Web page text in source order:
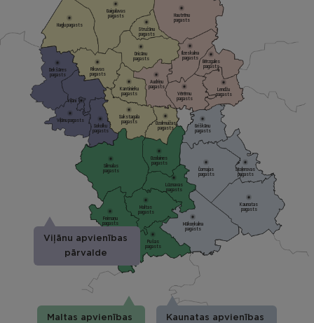
Maltas apvienības
Kaunatas apvienības
Viļānu apvienības
pārvalde
Nagļu pagasts
Rikavas
pagasts
Kantinieku
pagasts
Sakstagala
pagasts Ozolmuižas
pagasts
Gaigalavas
pagasts
Stružānu
pagasts
Dricānu
pagasts
Nautrēnu
pagasts
Ilzeskalna
pagasts
Audriņu
pagasts
Vērēmu
pagasts
Lendžu
pagasts
Bērzgales
pagasts
Silmalas
pagasts
Feimaņu
pagasts
Pušas
pagasts
Maltas
pagasts
Lūznavas
pagasts
Ozolaines
pagasts
Griškānu
pagasts
Čornajas
pagasts
Mākoņkalna
pagasts
Kaunatas
pagasts
Stoļerovas
pagasts
Sokolku
pagasts
Viļānu pagasts
Dekšāres
pagasts
Viļāni